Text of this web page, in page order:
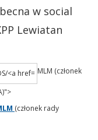
w social
Lewiatan
MLM (członek
(członek rady